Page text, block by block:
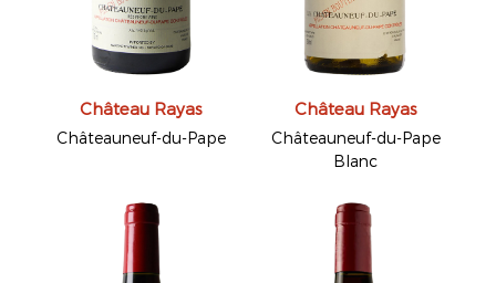
Château Rayas
Châteauneuf-du-Pape
Château Rayas
Châteauneuf-du-Pape
Blanc